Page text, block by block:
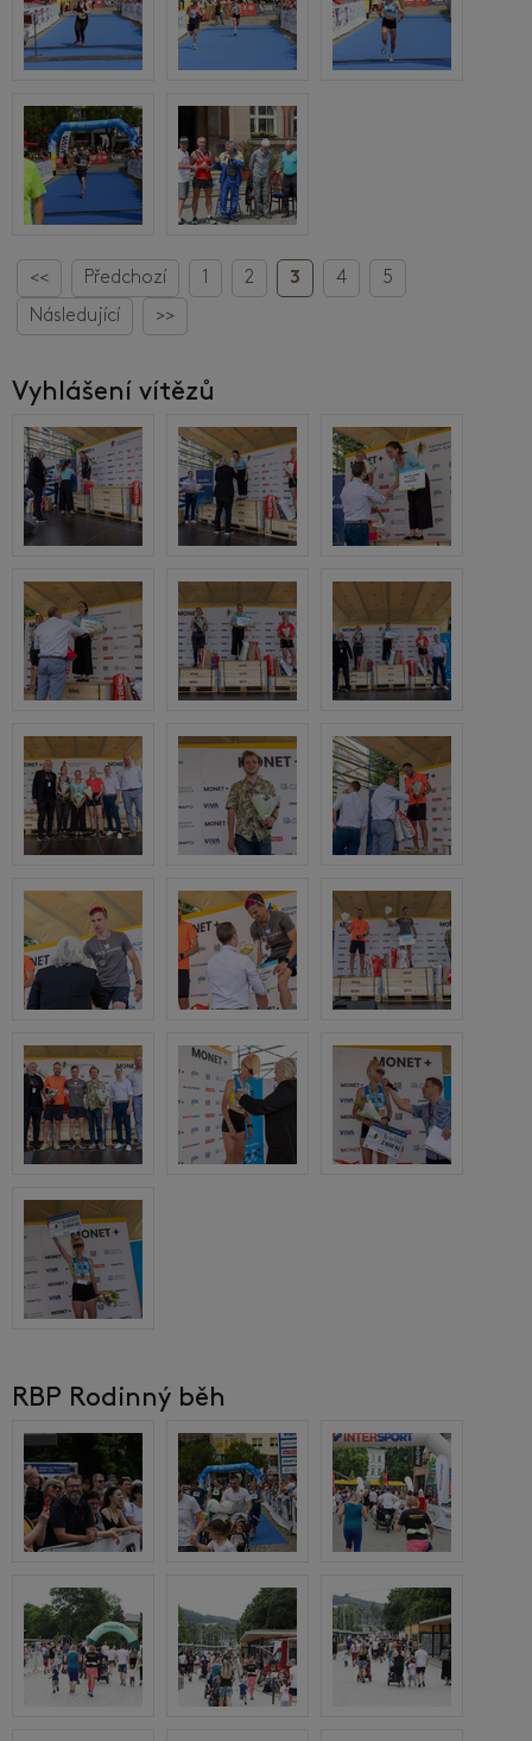
<< Předchozí 1 2 3 4
5
Následující
>>
Vyhlášení vítězů
RBP Rodinný běh